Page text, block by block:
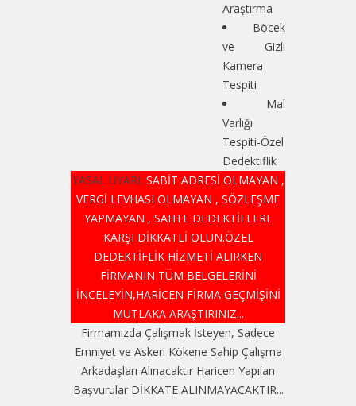
Araştırma
Böcek
ve Gizli
Kamera
Tespiti
Mal
Varlığı
Tespiti-Özel
Dedektiflik
YASAL UYARI: SABİT ADRESİ OLMAYAN ,
VERGİ LEVHASI OLMAYAN , SÖZLEŞME
YAPMAYAN , SAHTE DEDEKTİFLERE
KARŞI DİKKATLİ OLUN.ÖZEL
DEDEKTİFLİK HİZMETİ ALIRKEN
FİRMANIN TÜM BELGELERİNİ
İNCELEYİN,HARİCEN FİRMA GEÇMİŞİNİ
MUTLAKA ARAŞTIRINIZ...
Firmamızda Çalışmak İsteyen, Sadece
Emniyet ve Askeri Kökene Sahip Çalışma
Arkadaşları Alınacaktır Haricen Yapılan
Başvurular DİKKATE ALINMAYACAKTIR...